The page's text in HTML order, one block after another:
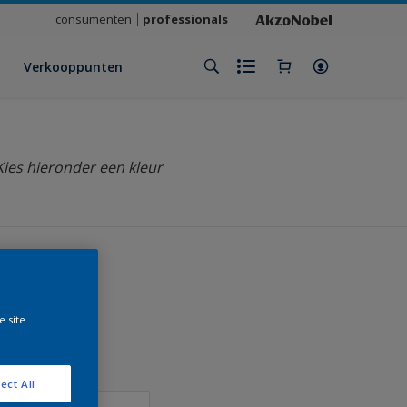
consumenten professionals
Verkooppunten
hieronder een kleur
site
All